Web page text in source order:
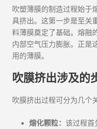
吹塑薄膜的制造过程始于
具挤出。这第一步是至关
料薄膜奠定了基础。熔融
内部空气压力膨胀。正是
用的薄膜。
吹膜挤出涉及的
吹膜挤出过程可分为几个
熔化颗粒： 该过程首